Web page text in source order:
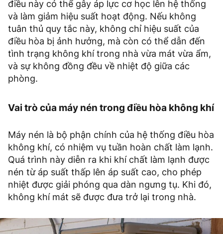
điều này có thể gây áp lực cơ học lên hệ thống
và làm giảm hiệu suất hoạt động. Nếu không
tuân thủ quy tắc này, không chỉ hiệu suất của
điều hòa bị ảnh hưởng, mà còn có thể dẫn đến
tình trạng không khí trong nhà vừa mát vừa ẩm,
và sự không đồng đều về nhiệt độ giữa các
phòng.
Vai trò của máy nén trong điều hòa không khí
Máy nén là bộ phận chính của hệ thống điều hòa
không khí, có nhiệm vụ tuần hoàn chất làm lạnh.
Quá trình này diễn ra khi khí chất làm lạnh được
nén từ áp suất thấp lên áp suất cao, cho phép
nhiệt được giải phóng qua dàn ngưng tụ. Khi đó,
không khí mát sẽ được đưa trở lại trong nhà.